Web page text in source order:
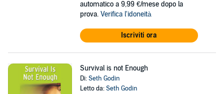
automatico a 9,99 €/mese dopo la
prova. Verifica l'idoneità
Iscriviti ora
Survival is not Enough
Di:Seth Godin
Letto da:Seth Godin